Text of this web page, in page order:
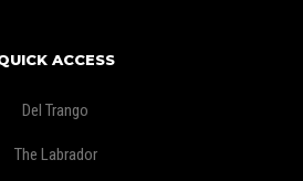
ACCESS
Del Trango
The Labrador